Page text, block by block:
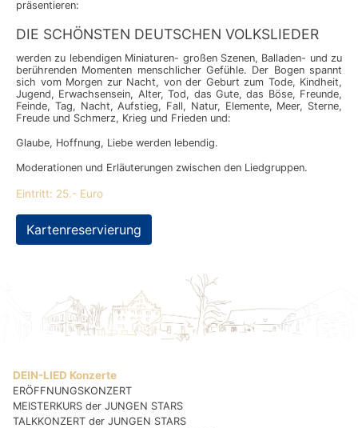
präsentieren:
DIE SCHÖNSTEN DEUTSCHEN VOLKSLIEDER
werden zu lebendigen Miniaturen- großen Szenen, Balladen- und zu
berührenden Momenten menschlicher Gefühle. Der Bogen spannt
sich vom Morgen zur Nacht, von der Geburt zum Tode, Kindheit,
Jugend, Erwachsensein, Alter, Tod, das Gute, das Böse, Freunde,
Feinde, Tag, Nacht, Aufstieg, Fall, Natur, Elemente, Meer, Sterne,
Freude und Schmerz, Krieg und Frieden und:
Glaube, Hoffnung, Liebe werden lebendig.
Moderationen und Erläuterungen zwischen den Liedgruppen.
Eintritt: 25.- Euro
Kartenreservierung
DEIN-LIED Konzerte
ERÖFFNUNGSKONZERT
MEISTERKURS der JUNGEN STARS
TALKKONZERT der JUNGEN STARS